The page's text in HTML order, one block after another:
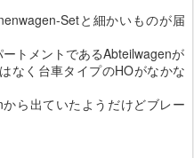
Setと細かいものが届
トメントであるAbteilwagenが
なく台車タイプのHOがなかな
ら出ていたようだけどブレー